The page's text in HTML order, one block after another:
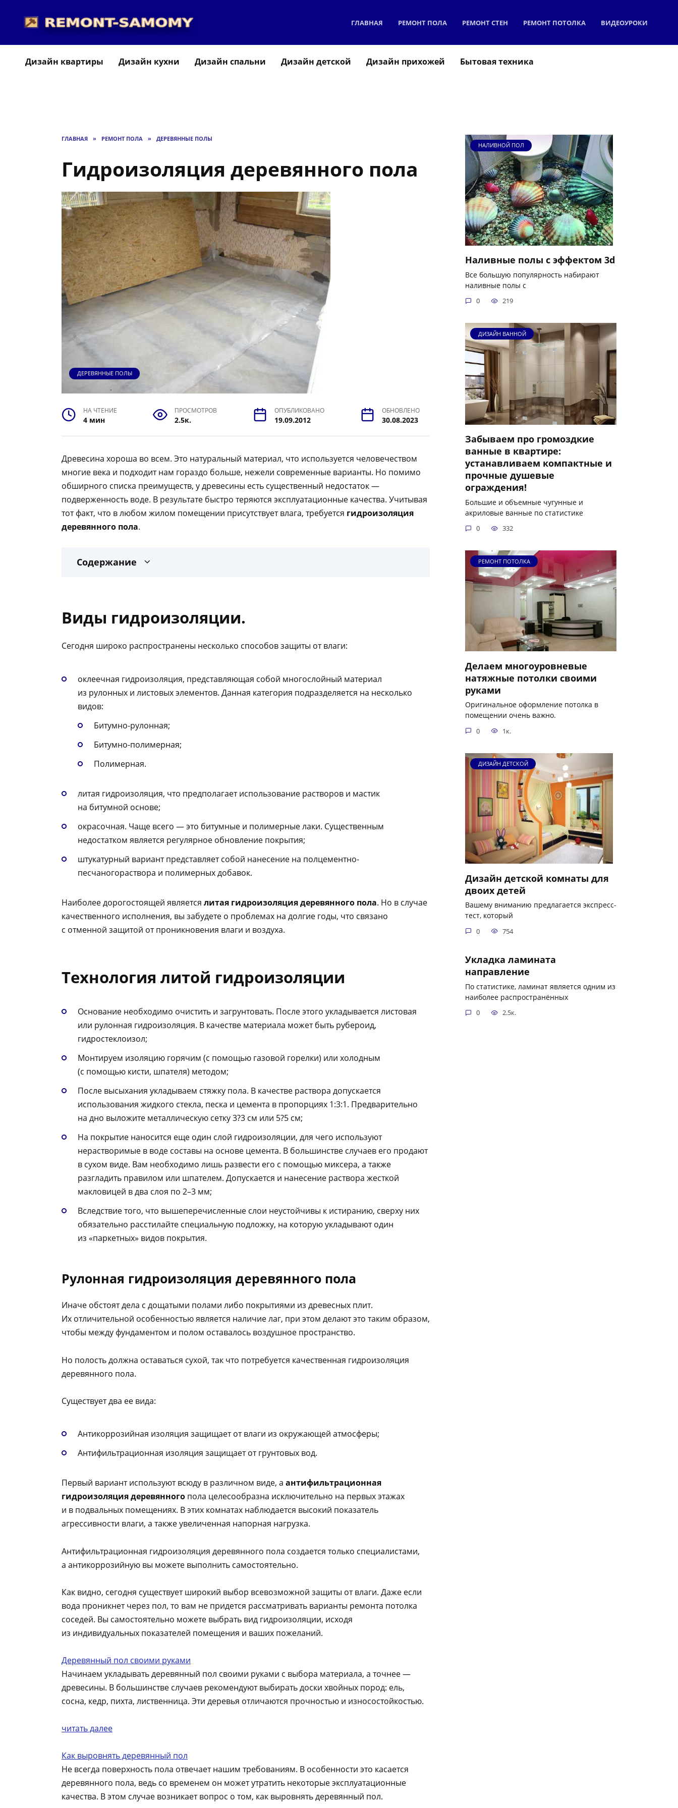
содержанию
ГЛАВНАЯ РЕМОНТ ПОЛА РЕМОНТ СТЕН РЕМОНТ ПОТОЛКА ВИДЕОУРОКИ
Дизайн квартиры Дизайн кухни Дизайн спальни Дизайн детской Дизайн прихожей Бытовая техника
ГЛАВНАЯ » РЕМОНТ ПОЛА » ДЕРЕВЯННЫЕ ПОЛЫ
Гидроизоляция деревянного пола
ДЕРЕВЯННЫЕ ПОЛЫ
НА ЧТЕНИЕ
4 мин
ПРОСМОТРОВ
2.5к.
ОПУБЛИКОВАНО
19.09.2012
ОБНОВЛЕНО
30.08.2023
Древесина хороша во всем. Это натуральный материал, что используется человечеством
многие века и подходит нам гораздо больше, нежели современные варианты. Но помимо
обширного списка преимуществ, у древесины есть существенный недостаток —
подверженность воде. В результате быстро теряются эксплуатационные качества. Учитывая
тот факт, что в любом жилом помещении присутствует влага, требуется гидроизоляция
деревянного пола.
Содержание
Виды гидроизоляции.
Сегодня широко распространены несколько способов защиты от влаги:
оклеечная гидроизоляция, представляющая собой многослойный материал
из рулонных и листовых элементов. Данная категория подразделяется на несколько
видов:
Битумно-рулонная;
Битумно-полимерная;
Полимерная.
литая гидроизоляция, что предполагает использование растворов и мастик
на битумной основе;
окрасочная. Чаще всего — это битумные и полимерные лаки. Существенным
недостатком является регулярное обновление покрытия;
штукатурный вариант представляет собой нанесение на полцементно-
песчаногораствора и полимерных добавок.
Наиболее дорогостоящей является литая гидроизоляция деревянного пола. Но в случае
качественного исполнения, вы забудете о проблемах на долгие годы, что связано
с отменной защитой от проникновения влаги и воздуха.
Технология литой гидроизоляции
Основание необходимо очистить и загрунтовать. После этого укладывается листовая
или рулонная гидроизоляция. В качестве материала может быть рубероид,
гидростеклоизол;
Монтируем изоляцию горячим (с помощью газовой горелки) или холодным
(с помощью кисти, шпателя) методом;
После высыхания укладываем стяжку пола. В качестве раствора допускается
использования жидкого стекла, песка и цемента в пропорциях 1:3:1. Предварительно
на дно выложите металлическую сетку 3?3 см или 5?5 см;
На покрытие наносится еще один слой гидроизоляции, для чего используют
нерастворимые в воде составы на основе цемента. В большинстве случаев его продают
в сухом виде. Вам необходимо лишь развести его с помощью миксера, а также
разгладить правилом или шпателем. Допускается и нанесение раствора жесткой
макловицей в два слоя по 2–3 мм;
Вследствие того, что вышеперечисленные слои неустойчивы к истиранию, сверху них
обязательно расстилайте специальную подложку, на которую укладывают один
из «паркетных» видов покрытия.
Рулонная гидроизоляция деревянного пола
Иначе обстоят дела с дощатыми полами либо покрытиями из древесных плит.
Их отличительной особенностью является наличие лаг, при этом делают это таким образом,
чтобы между фундаментом и полом оставалось воздушное пространство.
Но полость должна оставаться сухой, так что потребуется качественная гидроизоляция
деревянного пола.
Существует два ее вида:
Антикоррозийная изоляция защищает от влаги из окружающей атмосферы;
Антифильтрационная изоляция защищает от грунтовых вод.
Первый вариант используют всюду в различном виде, а антифильтрационная
гидроизоляция деревянного пола целесообразна исключительно на первых этажах
и в подвальных помещениях. В этих комнатах наблюдается высокий показатель
агрессивности влаги, а также увеличенная напорная нагрузка.
Антифильтрационная гидроизоляция деревянного пола создается только специалистами,
а антикоррозийную вы можете выполнить самостоятельно.
Как видно, сегодня существует широкий выбор всевозможной защиты от влаги. Даже если
вода проникнет через пол, то вам не придется рассматривать варианты ремонта потолка
соседей. Вы самостоятельно можете выбрать вид гидроизоляции, исходя
из индивидуальных показателей помещения и ваших пожеланий.
Деревянный пол своими руками
Начинаем укладывать деревянный пол своими руками с выбора материала, а точнее —
древесины. В большинстве случаев рекомендуют выбирать доски хвойных пород: ель,
сосна, кедр, пихта, лиственница. Эти деревья отличаются прочностью и износостойкостью.
читать далее
Как выровнять деревянный пол
Не всегда поверхность пола отвечает нашим требованиям. В особенности это касается
деревянного пола, ведь со временем он может утратить некоторые эксплуатационные
качества. В этом случае возникает вопрос о том, как выровнять деревянный пол.
НАЛИВНОЙ ПОЛ
Наливные полы с эффектом 3d
Все большую популярность набирают
наливные полы с
0 219
ДИЗАЙН ВАННОЙ
Забываем про громоздкие
ванные в квартире:
устанавливаем компактные и
прочные душевые
ограждения!
Большие и объемные чугунные и
акриловые ванные по статистике
0 332
РЕМОНТ ПОТОЛКА
Делаем многоуровневые
натяжные потолки своими
руками
Оригинальное оформление потолка в
помещении очень важно.
0 1к.
ДИЗАЙН ДЕТСКОЙ
Дизайн детской комнаты для
двоих детей
Вашему вниманию предлагается экспресс-
тест, который
0 754
Укладка ламината
направление
По статистике, ламинат является одним из
наиболее распространённых
0 2.5к.